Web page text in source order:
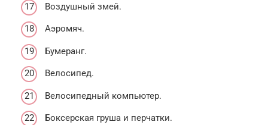
Воздушный змей.
Аэромяч.
Бумеранг.
Велосипед.
Велосипедный компьютер.
Боксерская груша и перчатки.